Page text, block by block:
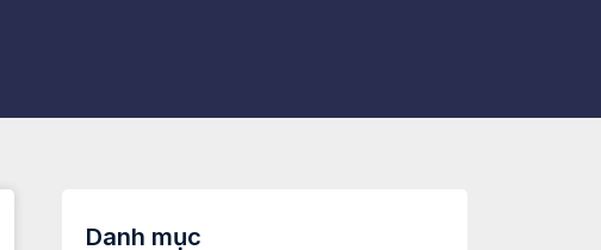
Danh mục